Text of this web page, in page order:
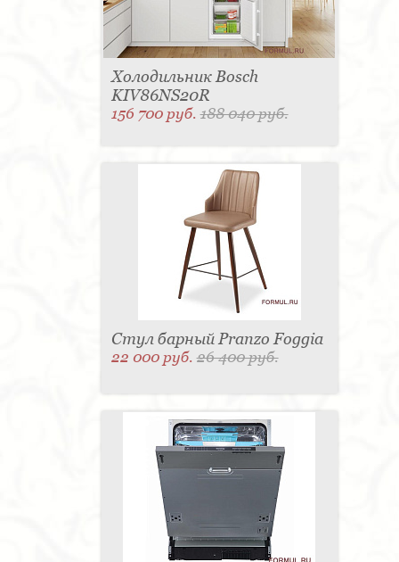
Холодильник Bosch
KIV86NS20R
156 700 руб.188 040 руб.
Стул барный Pranzo Foggia
22 000 руб.26 400 руб.